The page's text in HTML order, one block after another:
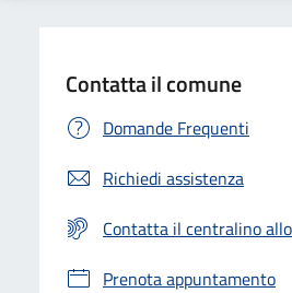
Contatta il comune
Domande Frequenti
Richiedi assistenza
Contatta il centralino
Prenota appuntamento